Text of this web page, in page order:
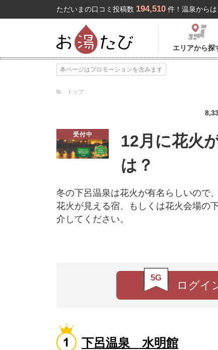
ただいまの口コミ投稿数 194,510 件！温泉から
エリアから探
本ページはプロモーションを含みます
トップ
受付中
12月に花火
は？
冬の下呂温泉は花火が有名らしいので
花火が見える宿、もしくは花火会場の
介してください。
5G
ログイ
下呂温泉 水明館